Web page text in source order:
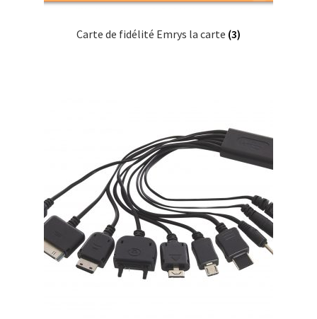
Carte de fidélité Emrys la carte (3)